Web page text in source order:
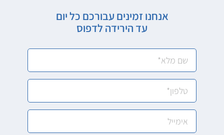
אנחנו זמינים עבורכם כל יום
עד הירידה לדפוס